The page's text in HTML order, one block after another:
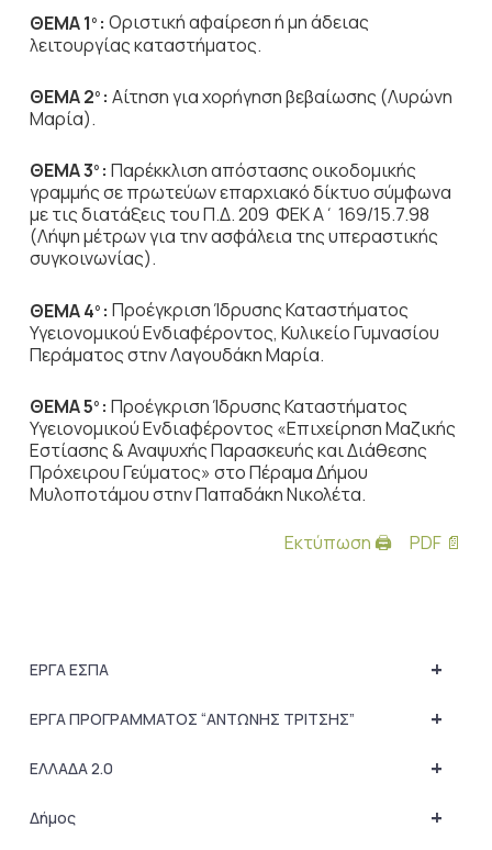
ΘΕΜΑ 1 ο : Οριστική αφαίρεση ή μη άδειας
λειτουργίας καταστήματος.
ΘΕΜΑ 2ο : Αίτηση για χορήγηση βεβαίωσης (Λυρώνη
Μαρία).
ΘΕΜΑ 3ο : Παρέκκλιση απόστασης οικοδομικής
γραμμής σε πρωτεύων επαρχιακό δίκτυο σύμφωνα
με τις διατάξεις του Π.Δ. 209 ΦΕΚ Α΄ 169/15.7.98
(Λήψη μέτρων για την ασφάλεια της υπεραστικής
συγκοινωνίας).
ΘΕΜΑ 4ο : Προέγκριση Ίδρυσης Καταστήματος
Υγειονομικού Ενδιαφέροντος, Κυλικείο Γυμνασίου
Περάματος στην Λαγουδάκη Μαρία.
ΘΕΜΑ 5ο : Προέγκριση Ίδρυσης Καταστήματος
Υγειονομικού Ενδιαφέροντος «Επιχείρηση Μαζικής
Εστίασης & Αναψυχής Παρασκευής και Διάθεσης
Πρόχειρου Γεύματος» στο Πέραμα Δήμου
Μυλοποτάμου στην Παπαδάκη Νικολέτα.
Εκτύπωση 🖨
PDF 📄
+
ΕΡΓΑ ΕΣΠΑ
+
ΕΡΓΑ ΠΡΟΓΡΑΜΜΑΤΟΣ “ΑΝΤΩΝΗΣ ΤΡΙΤΣΗΣ”
+
ΕΛΛΑΔΑ 2.0
+
Δήμος